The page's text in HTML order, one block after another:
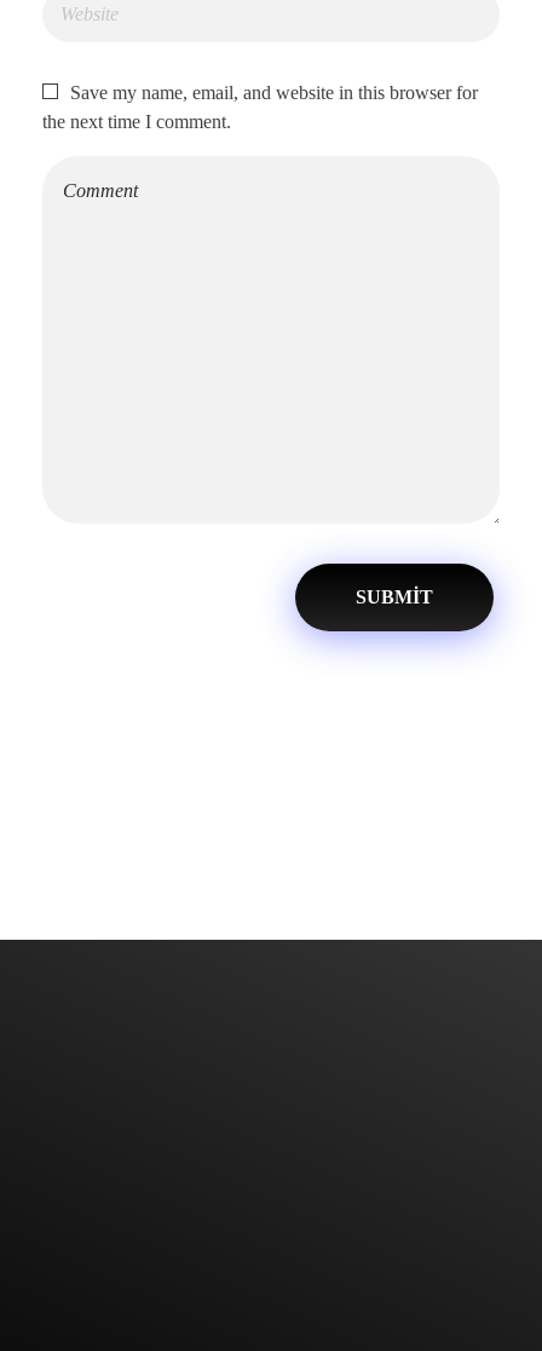
Save my name, email, and website in this browser for
the next time I comment.